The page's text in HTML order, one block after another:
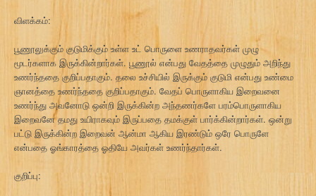
விளக்கம்:
பூணூலுக்கும் குடுமிக்கும் உள்ள உட் பொருளை உணராதவர்கள் முழு
மூடர்களாக இருக்கின்றார்கள். பூணூல் என்பது வேதத்தை முழுதும் அறிந்து
உணர்ந்ததை குறிப்பதாகும். தலை உச்சியில் இருக்கும் குடுமி என்பது உண்மை
ஞானத்தை உணர்ந்ததை குறிப்பதாகும். வேதப் பொருளாகிய இறைவனை
உணர்ந்து அவனோடு ஒன்றி இருக்கின்ற அந்தணர்களே பரம்பொருளாகிய
இறைவனே தமது உயிராகவும் இருப்பதை தமக்குள் பார்க்கின்றார்கள். ஒன்று
பட்டு இருக்கின்ற இறைவன் ஆன்மா ஆகிய இரண்டும் ஒரே பொருளே
என்பதை ஓங்காரத்தை ஓதியே அவர்கள் உணர்ந்தார்கள்.
குறிப்பு: